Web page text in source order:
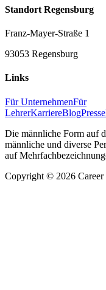
Standort Regensburg
Franz-Mayer-Straße 1
93053 Regensburg
Links
Für UnternehmenFür
LehrerKarriereBlogPresse
Die männliche Form auf
männliche und diverse
auf
Copyright © 2026